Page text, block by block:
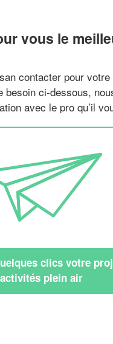
vous le
contacter pour
besoin ci-dessous,
avec le pro qu’il
clics votre
activités plein air